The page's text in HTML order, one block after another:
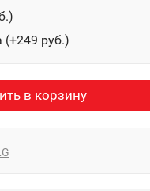
)
(+249 руб.)
в корзину